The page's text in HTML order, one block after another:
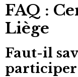
FAQ :
Liège
Faut-il
participer